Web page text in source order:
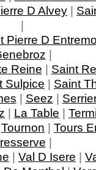
D Alvey |
|
Pierre D
|
Reine | Saint
Sulpice | Saint
| Seez |
| La Table |
Tournon | Tours
|
| Val D Isere |